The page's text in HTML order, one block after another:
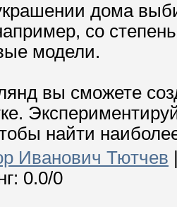
дома
со
модели.
вы сможете
найти
Иванович Тютчев
: 0.0/0